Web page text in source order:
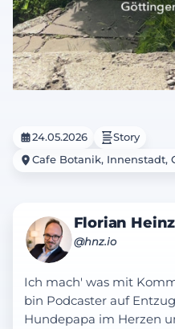
24.05.2026
Story
Cafe Botanik, Innenstadt,
Florian Heinz
@hnz.io
Ich mach' was mit
bin Podcaster auf
Hundepapa im Herzen